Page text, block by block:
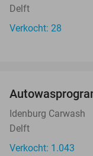
Delft
Verkocht: 28
Idenburg Carwash
Delft
Verkocht: 1.043